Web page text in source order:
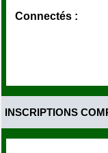
Connectés :
INSCRIPTIONS